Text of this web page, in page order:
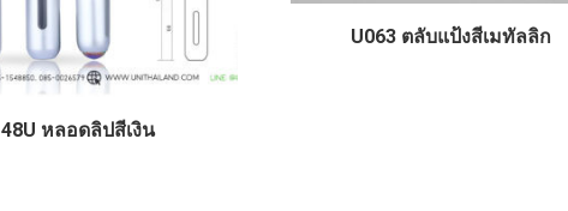
U063 ตลับแป้งสีเมทัลลิก
48U หลอดลิปสีเงิน